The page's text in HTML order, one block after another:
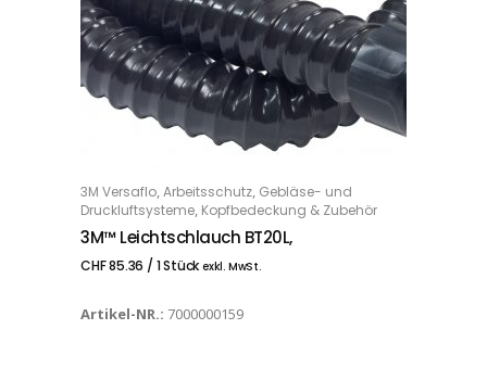
IN DEN WARENKORB
3M Versaflo,Arbeitsschutz, Gebläse- und
Druckluftsysteme, Kopfbedeckung & Zubehör
3M™ Leichtschlauch BT20L,
CHF85.36 / 1 Stückexkl. MwSt.
Artikel-NR.: 7000000159